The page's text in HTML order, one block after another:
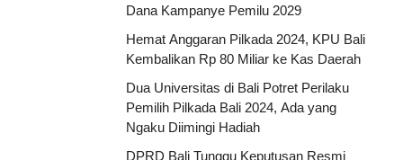
Dana Kampanye Pemilu 2029
Hemat Anggaran Pilkada 2024, KPU Bali
Kembalikan Rp 80 Miliar ke Kas Daerah
Dua Universitas di Bali Potret Perilaku
Pemilih Pilkada Bali 2024, Ada yang
Ngaku Diimingi Hadiah
DPRD Bali Tunggu Keputusan Resmi